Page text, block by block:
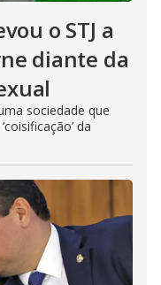
o STJ a
diante da
sociedade que
da